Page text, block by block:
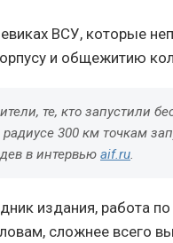
ВСУ, которые
и общежитию
те, кто запустили
300 км точкам
в интервью aif.ru.
издания, работа
сложнее всего